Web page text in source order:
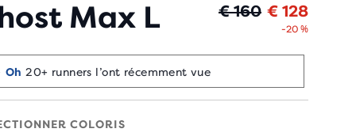
Max L Prix
€ 160 Prix
€ 128
-20 %
Oh 20+ runners l’ont récemment vue
COLORIS